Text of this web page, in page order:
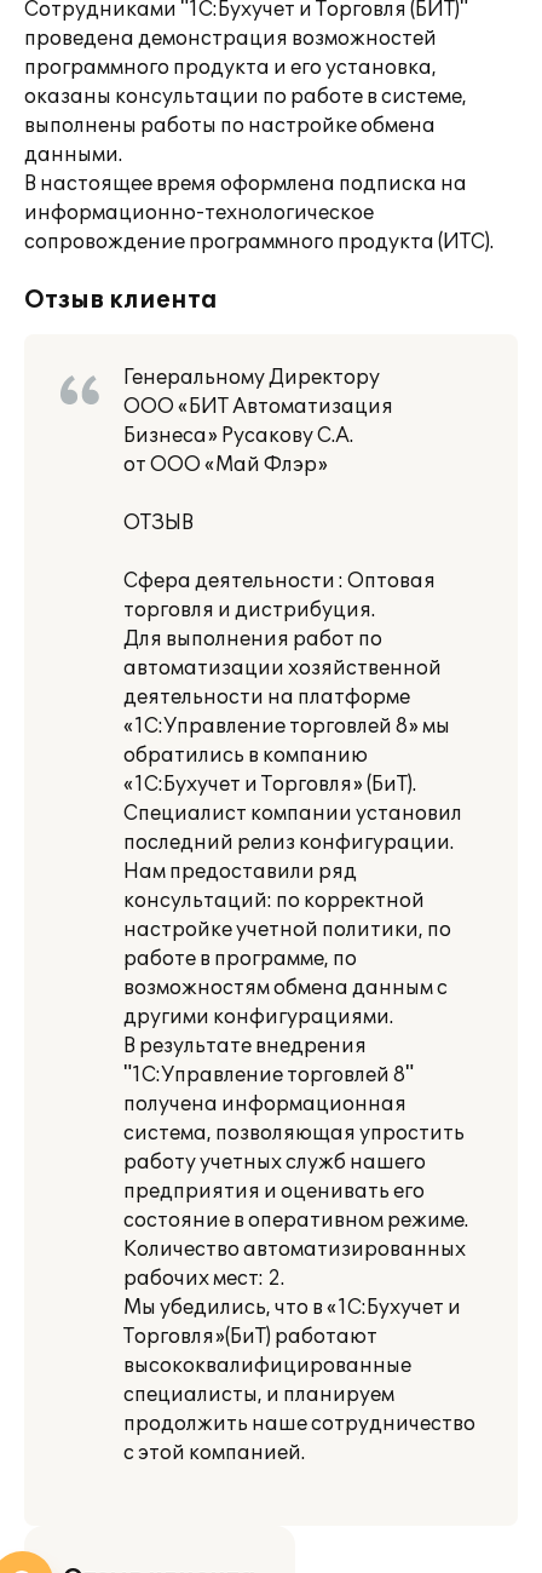
Сотрудниками "1С:Бухучет и Торговля (БИТ)"
проведена демонстрация возможностей
программного продукта и его установка,
оказаны консультации по работе в системе,
выполнены работы по настройке обмена
данными.
В настоящее время оформлена подписка на
информационно-технологическое
сопровождение программного продукта (ИТС).
Отзыв клиента
Генеральному Директору
ООО «БИТ Автоматизация
Бизнеса» Русакову С.А.
от ООО «Май Флэр»
ОТЗЫВ
Сфера деятельности : Оптовая
торговля и дистрибуция.
Для выполнения работ по
автоматизации хозяйственной
деятельности на платформе
«1С:Управление торговлей 8» мы
обратились в компанию
«1С:Бухучет и Торговля» (БиТ).
Специалист компании установил
последний релиз конфигурации.
Нам предоставили ряд
консультаций: по корректной
настройке учетной политики, по
работе в программе, по
возможностям обмена данным с
другими конфигурациями.
В результате внедрения
"1С:Управление торговлей 8"
получена информационная
система, позволяющая упростить
работу учетных служб нашего
предприятия и оценивать его
состояние в оперативном режиме.
Количество автоматизированных
рабочих мест: 2.
Мы убедились, что в «1С:Бухучет и
Торговля»(БиТ) работают
высококвалифицированные
специалисты, и планируем
продолжить наше сотрудничество
с этой компанией.